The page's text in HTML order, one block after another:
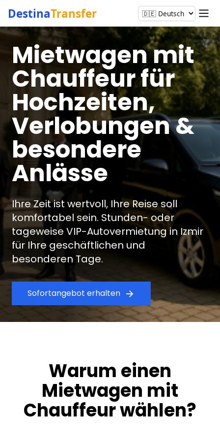
DestinaTransfer
Mietwagen mit
Chauffeur für
Hochzeiten,
Verlobungen &
besondere
Anlässe
Ihre Zeit ist wertvoll, Ihre Reise soll
komfortabel sein. Stunden- oder
tageweise VIP-Autovermietung in Izmir
für Ihre geschäftlichen und
besonderen Tage.
Sofortangebot erhalten
Warum einen
Mietwagen mit
Chauffeur wählen?